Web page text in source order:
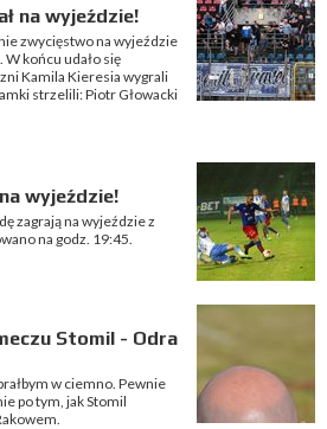
na wyjeździe!
zwycięstwo na wyjeździe
W końcu udało się
Kamila Kieresia wygrali
strzelili: Piotr Głowacki
wyjeździe!
zagrają na wyjeździe z
na godz. 19:45.
Stomil - Odra
w ciemno. Pewnie
po tym, jak Stomil